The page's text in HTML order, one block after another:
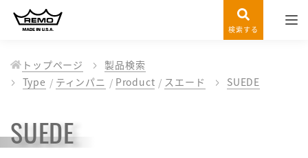
検索する
トップページ
製品検索
Type
ティンパニ Product スエード SUEDE
SUEDE